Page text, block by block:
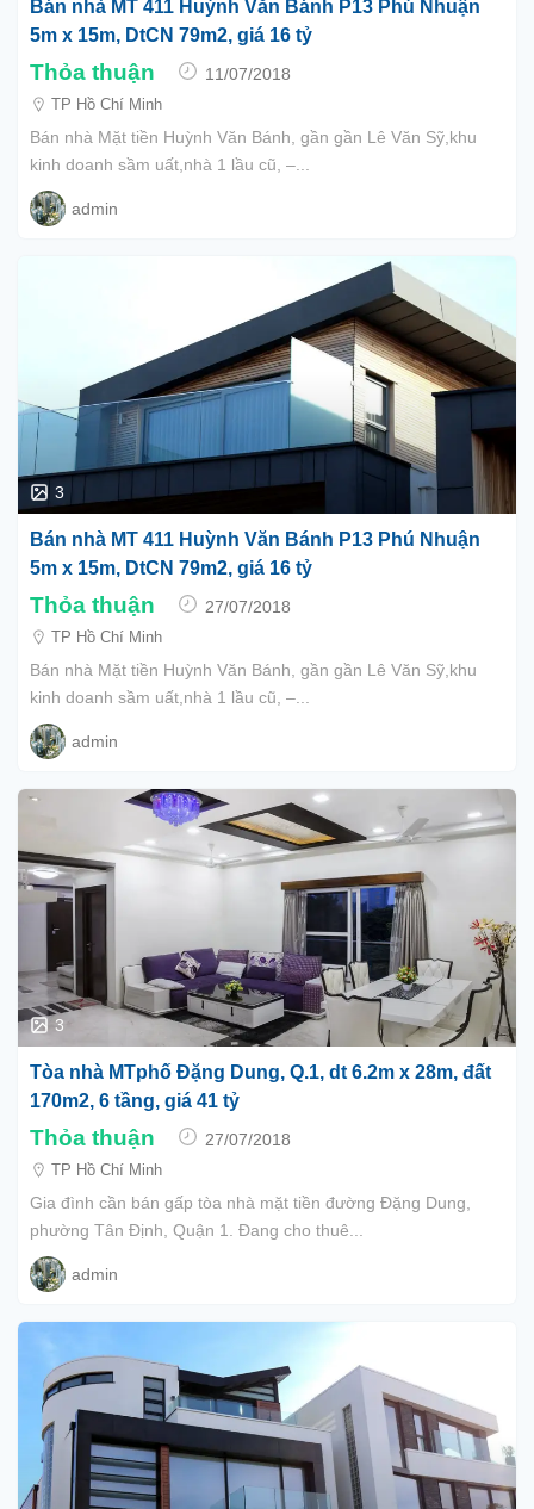
Bán nhà MT 411 Huỳnh Văn Bánh P13 Phú Nhuận
5m x 15m, DtCN 79m2, giá 16 tỷ
Thỏa thuận
11/07/2018
TP Hồ Chí Minh
Bán nhà Mặt tiền Huỳnh Văn Bánh, gần gần Lê Văn Sỹ,khu
kinh doanh sầm uất,nhà 1 lầu cũ, –...
admin
3
Bán nhà MT 411 Huỳnh Văn Bánh P13 Phú Nhuận
5m x 15m, DtCN 79m2, giá 16 tỷ
Thỏa thuận
27/07/2018
TP Hồ Chí Minh
Bán nhà Mặt tiền Huỳnh Văn Bánh, gần gần Lê Văn Sỹ,khu
kinh doanh sầm uất,nhà 1 lầu cũ, –...
admin
3
Tòa nhà MTphố Đặng Dung, Q.1, dt 6.2m x 28m, đất
170m2, 6 tầng, giá 41 tỷ
Thỏa thuận
27/07/2018
TP Hồ Chí Minh
Gia đình cần bán gấp tòa nhà mặt tiền đường Đặng Dung,
phường Tân Định, Quận 1. Đang cho thuê...
admin